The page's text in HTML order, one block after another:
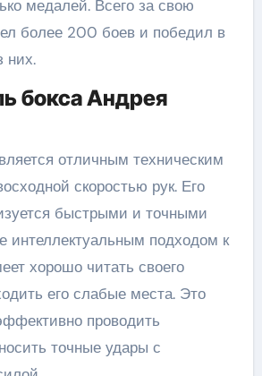
медалей. Всего за свою
более 200 боев и победил в
них.
бокса Андрея
отличным техническим
скоростью рук. Его
быстрыми и точными
интеллектуальным подходом к
хорошо читать своего
его слабые места. Это
проводить
точные удары с